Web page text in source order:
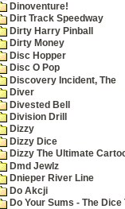
Dinoventure!
Dirt Track Speedway
Dirty Harry Pinball
Dirty Money
Disc Hopper
Disc O Pop
Discovery Incident, The
Diver
Divested Bell
Division Drill
Dizzy
Dizzy Dice
Dizzy The Ultimate
Dmd Jewlz
Dnieper River Line
Do Akcji
Do Your Sums - The